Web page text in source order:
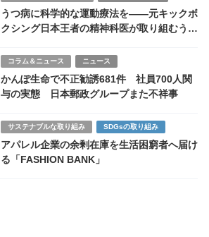
うつ病に科学的な運動療法を――元キックボ
クシング日本王者の精神科医が取り組むうつ
コラム＆ニュース ニュース
かんぽ生命で不正勧誘681件 社員700人関
与の実態 日本郵政グループまた不祥事
サステナブルな取り組み SDGsの取り組み
アパレル企業の余剰在庫を生活困窮者へ届け
る「FASHION BANK」